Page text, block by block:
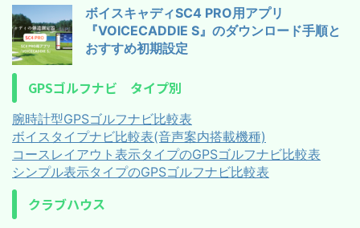
ボイスキャディSC4 PRO用アプリ
『VOICECADDIE S』のダウンロード手順と
おすすめ初期設定
GPSゴルフナビ タイプ別
腕時計型GPSゴルフナビ比較表
ボイスタイプナビ比較表(音声案内搭載機種)
コースレイアウト表示タイプのGPSゴルフナビ比較表
シンプル表示タイプのGPSゴルフナビ比較表
クラブハウス